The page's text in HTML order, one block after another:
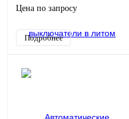
400А, 70кА
Цена по запросу
Подробнее